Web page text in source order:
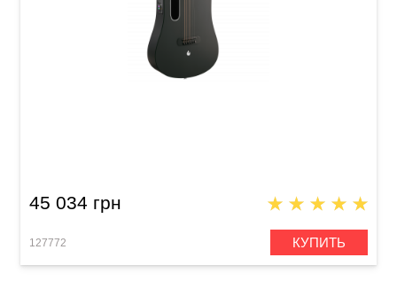
45 034 грн
127772 КУПИТЬ